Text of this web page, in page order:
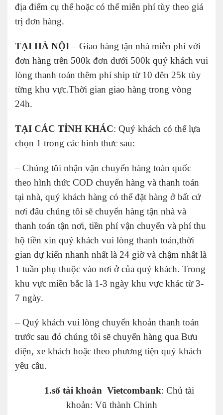
địa điểm cụ thể hoặc có thể miễn phí tùy theo giá
trị đơn hàng.
TẠI HÀ NỘI– Giao hàng tận nhà miễn phí với
đơn hàng trên 500k đơn dưới 500k quý khách vui
lòng thanh toán thêm phí ship từ 10 đên 25k tùy
từng khu vực.Thời gian giao hàng trong vòng
24h.
TẠI CÁC TỈNH KHÁC: Quý khách có thể lựa
chọn 1 trong các hình thưc sau:
– Chúng tôi nhận vận chuyển hàng toàn quốc
theo hình thức COD chuyển hàng và thanh toán
tại nhà, quý khách hàng có thể đặt hàng ở bất cứ
nơi đâu chúng tôi sẽ chuyển hàng tận nhà và
thanh toán tận nơi, tiền phí vận chuyển và phí thu
hộ tiền xin quý khách vui lòng thanh toán,thời
gian dự kiến nhanh nhất là 24 giờ và chậm nhất là
1 tuần phụ thuộc vào nơi ở của quý khách. Trong
khu vực miền bắc là 1-3 ngày khu vực khác từ 3-
7 ngày.
– Quý khách vui lòng chuyển khoản thanh toán
trước sau đó chúng tôi sẽ chuyển hàng qua Bưu
điện, xe khách hoặc theo phương tiện quý khách
yêu cầu.
1.số tài khoản Vietcombank: Chủ tài
khoản: Vũ thành Chinh